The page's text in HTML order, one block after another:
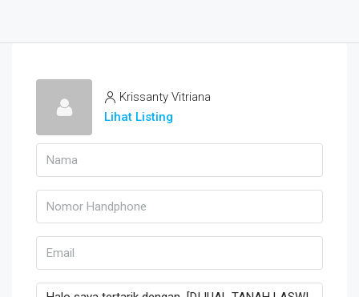
Krissanty Vitriana
Lihat Listing